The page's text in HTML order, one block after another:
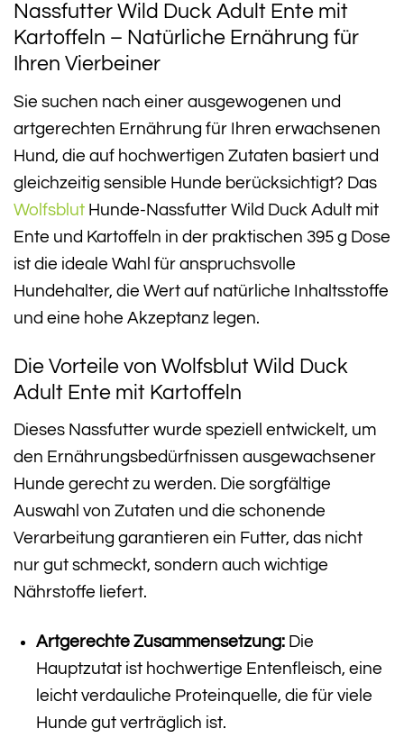
Nassfutter Wild Duck Adult Ente mit
Kartoffeln – Natürliche Ernährung für
Ihren Vierbeiner
Sie suchen nach einer ausgewogenen und
artgerechten Ernährung für Ihren erwachsenen
Hund, die auf hochwertigen Zutaten basiert und
gleichzeitig sensible Hunde berücksichtigt? Das
Wolfsblut Hunde-Nassfutter Wild Duck Adult mit
Ente und Kartoffeln in der praktischen 395 g Dose
ist die ideale Wahl für anspruchsvolle
Hundehalter, die Wert auf natürliche Inhaltsstoffe
und eine hohe Akzeptanz legen.
Die Vorteile von Wolfsblut Wild Duck
Adult Ente mit Kartoffeln
Dieses Nassfutter wurde speziell entwickelt, um
den Ernährungsbedürfnissen ausgewachsener
Hunde gerecht zu werden. Die sorgfältige
Auswahl von Zutaten und die schonende
Verarbeitung garantieren ein Futter, das nicht
nur gut schmeckt, sondern auch wichtige
Nährstoffe liefert.
Artgerechte Zusammensetzung:Die
Hauptzutat ist hochwertige Entenfleisch, eine
leicht verdauliche Proteinquelle, die für viele
Hunde gut verträglich ist.